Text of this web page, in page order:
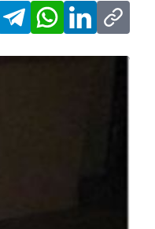
TelegramWhatsApp
LinkedInCopy